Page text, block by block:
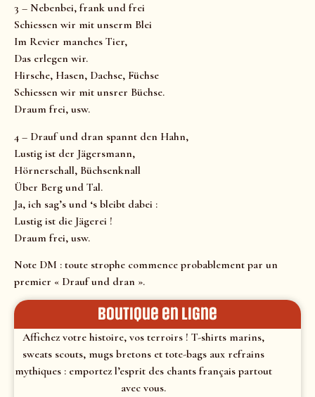
3 – Nebenbei, frank und frei
Schiessen wir mit unserm Blei
Im Revier manches Tier,
Das erlegen wir.
Hirsche, Hasen, Dachse, Füchse
Schiessen wir mit unsrer Büchse.
Draum frei, usw.
4 – Drauf und dran spannt den Hahn,
Lustig ist der Jägersmann,
Hörnerschall, Büchsenknall
Über Berg und Tal.
Ja, ich sag’s und ‘s bleibt dabei :
Lustig ist die Jägerei !
Draum frei, usw.
Note DM : toute strophe commence probablement par un
premier « Drauf und dran ».
Boutique en ligne
Affichez votre histoire, vos terroirs ! T-shirts marins,
sweats scouts, mugs bretons et tote-bags aux refrains
mythiques : emportez l’esprit des chants français partout
avec vous.